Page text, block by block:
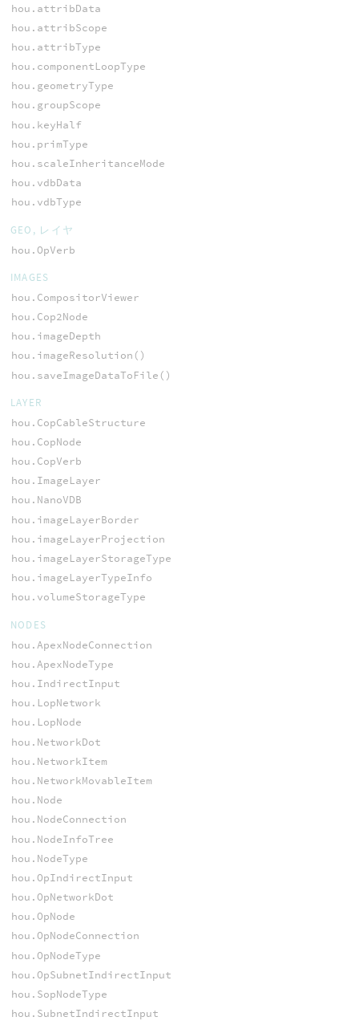
hou.attribData
hou.attribScope
hou.attribType
hou.componentLoopType
hou.geometryType
hou.groupScope
hou.keyHalf
hou.primType
hou.scaleInheritanceMode
hou.vdbData
hou.vdbType
GEO, レイヤ
hou.OpVerb
IMAGES
hou.CompositorViewer
hou.Cop2Node
hou.imageDepth
hou.imageResolution()
hou.saveImageDataToFile()
LAYER
hou.CopCableStructure
hou.CopNode
hou.CopVerb
hou.ImageLayer
hou.NanoVDB
hou.imageLayerBorder
hou.imageLayerProjection
hou.imageLayerStorageType
hou.imageLayerTypeInfo
hou.volumeStorageType
NODES
hou.ApexNodeConnection
hou.ApexNodeType
hou.IndirectInput
hou.LopNetwork
hou.LopNode
hou.NetworkDot
hou.NetworkItem
hou.NetworkMovableItem
hou.Node
hou.NodeConnection
hou.NodeInfoTree
hou.NodeType
hou.OpIndirectInput
hou.OpNetworkDot
hou.OpNode
hou.OpNodeConnection
hou.OpNodeType
hou.OpSubnetIndirectInput
hou.SopNodeType
hou.SubnetIndirectInput